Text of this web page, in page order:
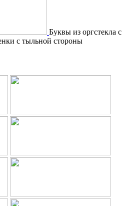
Буквы из оргстекла с
с тыльной стороны